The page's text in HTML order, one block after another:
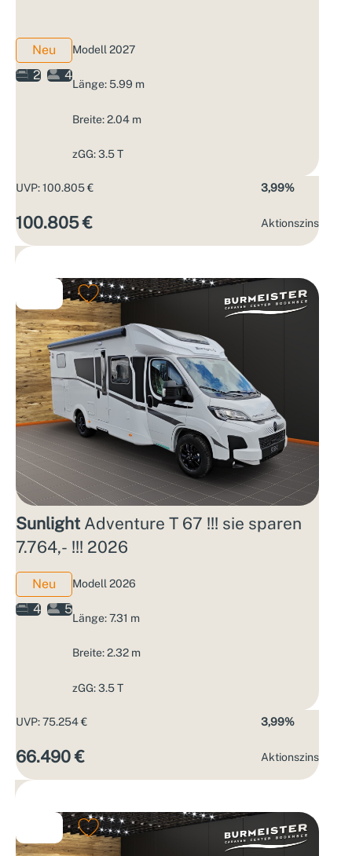
Neu
2
4
Modell 2027
Länge: 5.99 m
Breite: 2.04 m
zGG: 3.5 T
UVP: 100.805 €
100.805 €
3,99%
Aktions­zins
Sunlight Adventure T 67 !!! sie sparen
7.764,- !!! 2026
Neu
4
5
Modell 2026
Länge: 7.31 m
Breite: 2.32 m
zGG: 3.5 T
UVP: 75.254 €
66.490 €
3,99%
Aktions­zins